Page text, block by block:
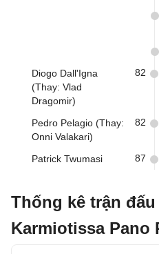
Diogo Dall'Igna
(Thay: Vlad
Dragomir)
82
Pedro Pelagio (Thay:
Onni Valakari)
82
Patrick Twumasi 87
Thống kê trận
Karmiotissa Pano